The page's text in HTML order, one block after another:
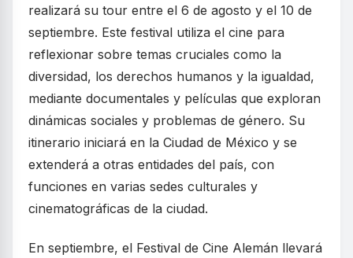
realizará su tour entre el 6 de agosto y el 10 de
septiembre. Este festival utiliza el cine para
reflexionar sobre temas cruciales como la
diversidad, los derechos humanos y la igualdad,
mediante documentales y películas que exploran
dinámicas sociales y problemas de género. Su
itinerario iniciará en la Ciudad de México y se
extenderá a otras entidades del país, con
funciones en varias sedes culturales y
cinematográficas de la ciudad.
En septiembre, el Festival de Cine Alemán llevará